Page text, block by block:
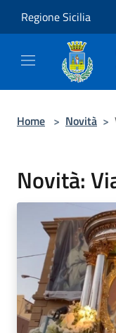
Regione Sicilia
Home > Novità >
Novità: